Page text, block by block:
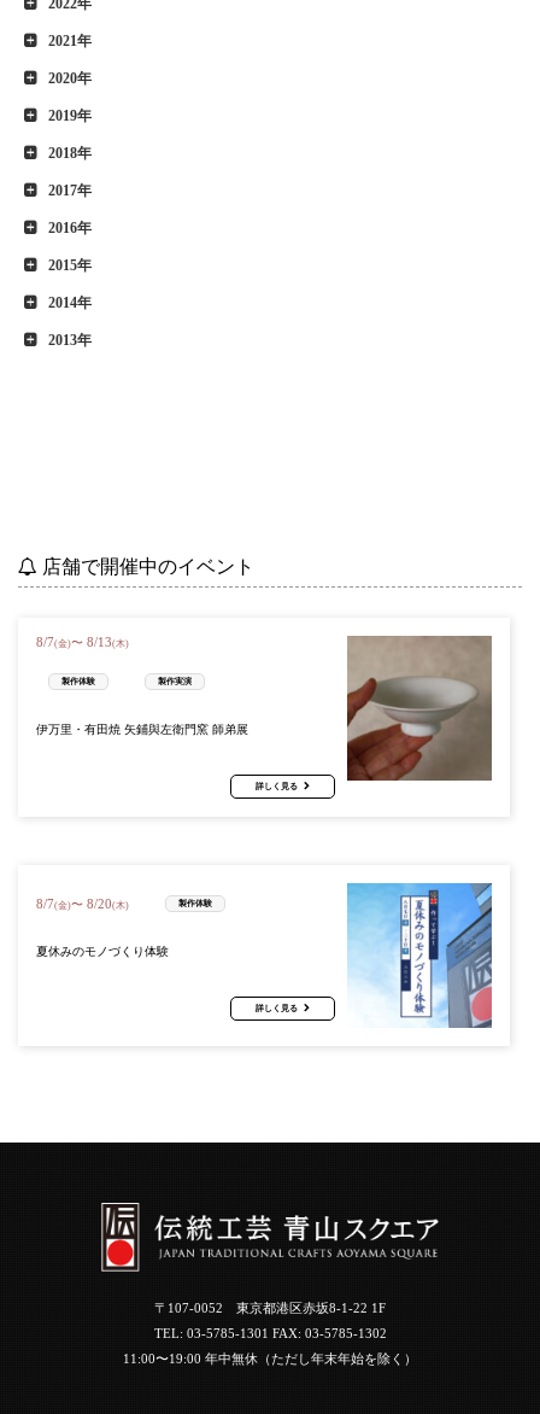
2022年
2021年
2020年
2019年
2018年
2017年
2016年
2015年
2014年
2013年
店舗で開催中のイベント
8/7(金)〜 8/13(木)
製作体験 製作実演
伊万里・有田焼 矢鋪與左衛門窯 師弟展
詳しく見る
8/7(金)〜 8/20(木) 製作体験
夏休みのモノづくり体験
詳しく見る
〒107-0052 東京都港区赤坂8-1-22 1F
TEL: 03-5785-1301 FAX: 03-5785-1302
11:00〜19:00 年中無休（ただし年末年始を除く）